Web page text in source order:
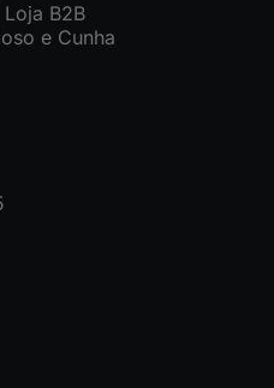
B2B
e Cunha